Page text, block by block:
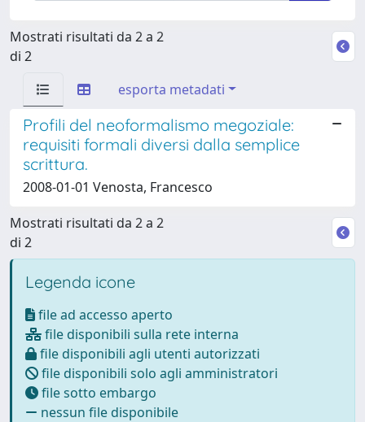
Mostrati risultati da 2 a 2
di 2
esporta metadati
Profili del neoformalismo megoziale:
requisiti formali diversi dalla semplice
scrittura.
2008-01-01 Venosta, Francesco
Mostrati risultati da 2 a 2
di 2
Legenda icone
file ad accesso aperto
file disponibili sulla rete interna
file disponibili agli utenti autorizzati
file disponibili solo agli amministratori
file sotto embargo
nessun file disponibile